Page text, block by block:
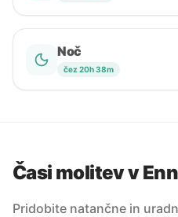
Noč
čez 20h 38m
Časi molitev v
Pridobite natančne in